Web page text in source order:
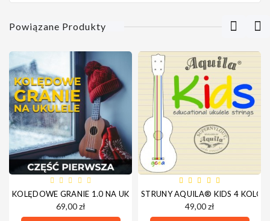
Powiązane Produkty
KOLĘDOWE GRANIE 1.0 NA UKULELE - VOD - NOWA PLATFORMA -
69,00 zł
STRUNY AQUILA® KIDS 4
49,00 zł